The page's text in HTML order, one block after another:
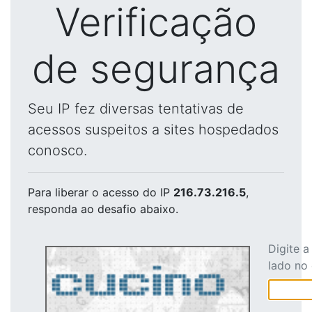
Verificação
de segurança
Seu IP fez diversas tentativas de
acessos suspeitos a sites hospedados
conosco.
Para liberar o acesso do IP 216.73.216.5,
responda ao desafio abaixo.
Digite
lado no